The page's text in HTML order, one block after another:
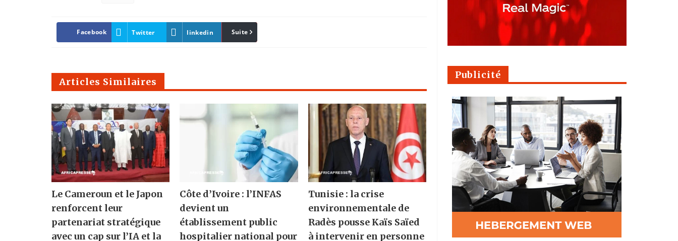
Facebook Twitter linkedin Pinterest
Suite
Articles Similaires
Le Cameroun et le Japon
renforcent leur
partenariat stratégique
avec un cap sur l’IA et la
Côte d’Ivoire : l’INFAS
devient un
établissement public
hospitalier national pour
Tunisie : la crise
environnementale de
Radès pousse Kaïs Saïed
à intervenir en personne
Publicité